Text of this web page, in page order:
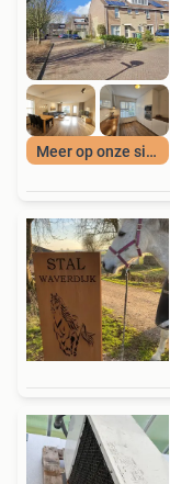
Meer op onze site